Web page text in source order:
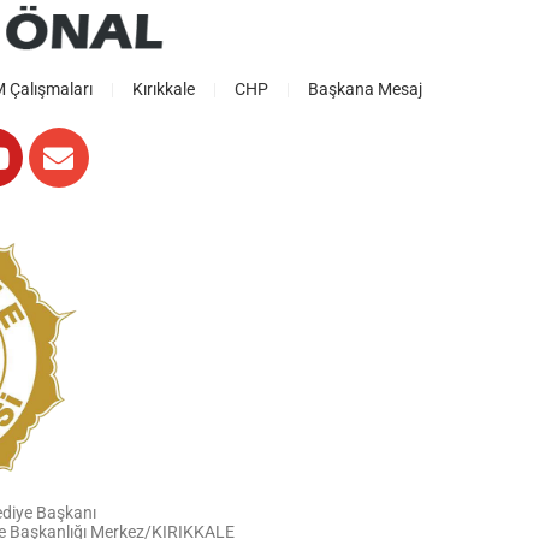
Çalışmaları Kırıkkale CHP Başkana Mesaj
Başkanı
Başkanlığı Merkez/KIRIKKALE